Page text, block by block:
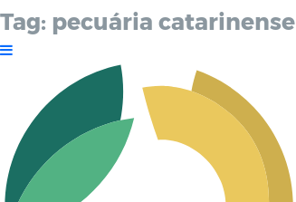
Tag: pecuária catarinense